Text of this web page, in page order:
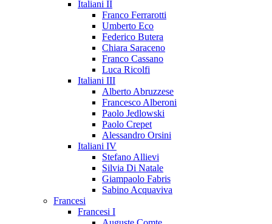
Italiani II
Franco Ferrarotti
Umberto Eco
Federico Butera
Chiara Saraceno
Franco Cassano
Luca Ricolfi
Italiani III
Alberto Abruzzese
Francesco Alberoni
Paolo Jedlowski
Paolo Crepet
Alessandro Orsini
Italiani IV
Stefano Allievi
Silvia Di Natale
Giampaolo Fabris
Sabino Acquaviva
Francesi
Francesi I